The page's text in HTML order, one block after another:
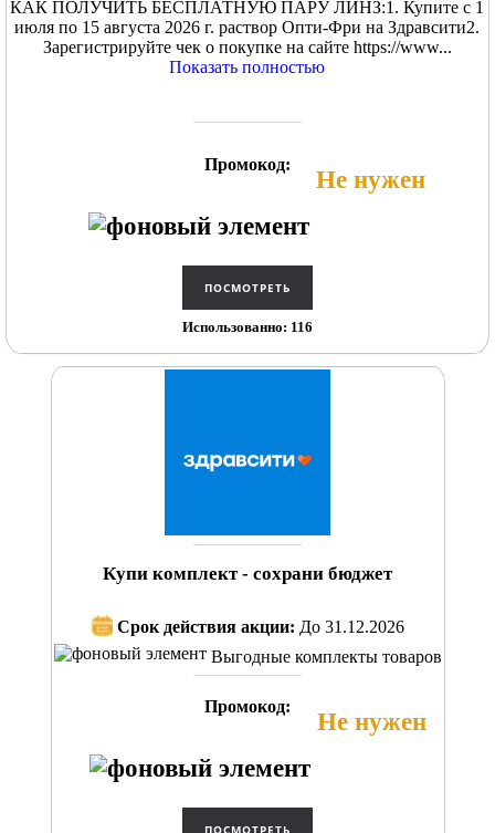
КАК ПОЛУЧИТЬ БЕСПЛАТНУЮ ПАРУ ЛИНЗ:1. Купите с 1
июля по 15 августа 2026 г. раствор Опти-Фри на Здравсити2.
Зарегистрируйте чек о покупке на сайте https://www...
Показать полностью
Промокод:
Не нужен
Использованно: 116
Купи комплект - сохрани бюджет
Срок действия акции: До 31.12.2026
Выгодные комплекты товаров
Промокод:
Не нужен